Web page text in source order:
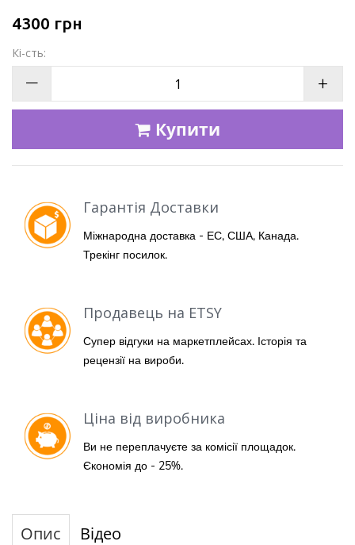
4300 грн
Кі-сть:
— +
Купити
Гарантія Доставки
Міжнародна доставка - ЕС, США, Канада.
Трекінг посилок.
Продавець на ETSY
Супер відгуки на маркетплейсах. Історія та
рецензії на вироби.
Ціна від виробника
Ви не переплачуєте за комісії площадок.
Єкономія до - 25%.
Опис Відео